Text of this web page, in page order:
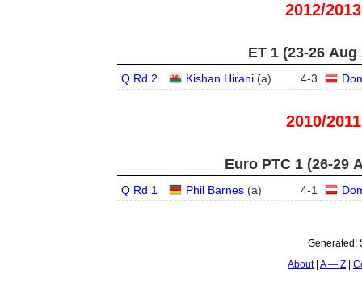
2012/2013
ET 1 (23-26 Aug
Q Rd 2 Kishan Hirani(a) 4-3
2010/2011
Euro PTC 1 (26-29
Q Rd 1 Phil Barnes(a) 4-1
Generated:
About A — Z